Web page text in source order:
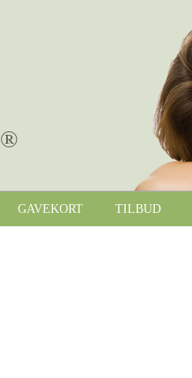
®
GAVEKORT TILBUD